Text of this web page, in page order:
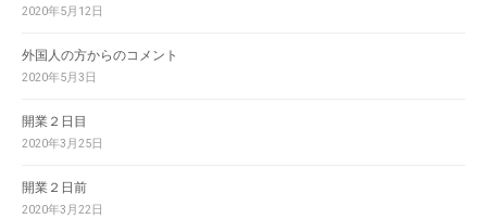
2020年5月12日
外国人の方からのコメント
2020年5月3日
開業２日目
2020年3月25日
開業２日前
2020年3月22日